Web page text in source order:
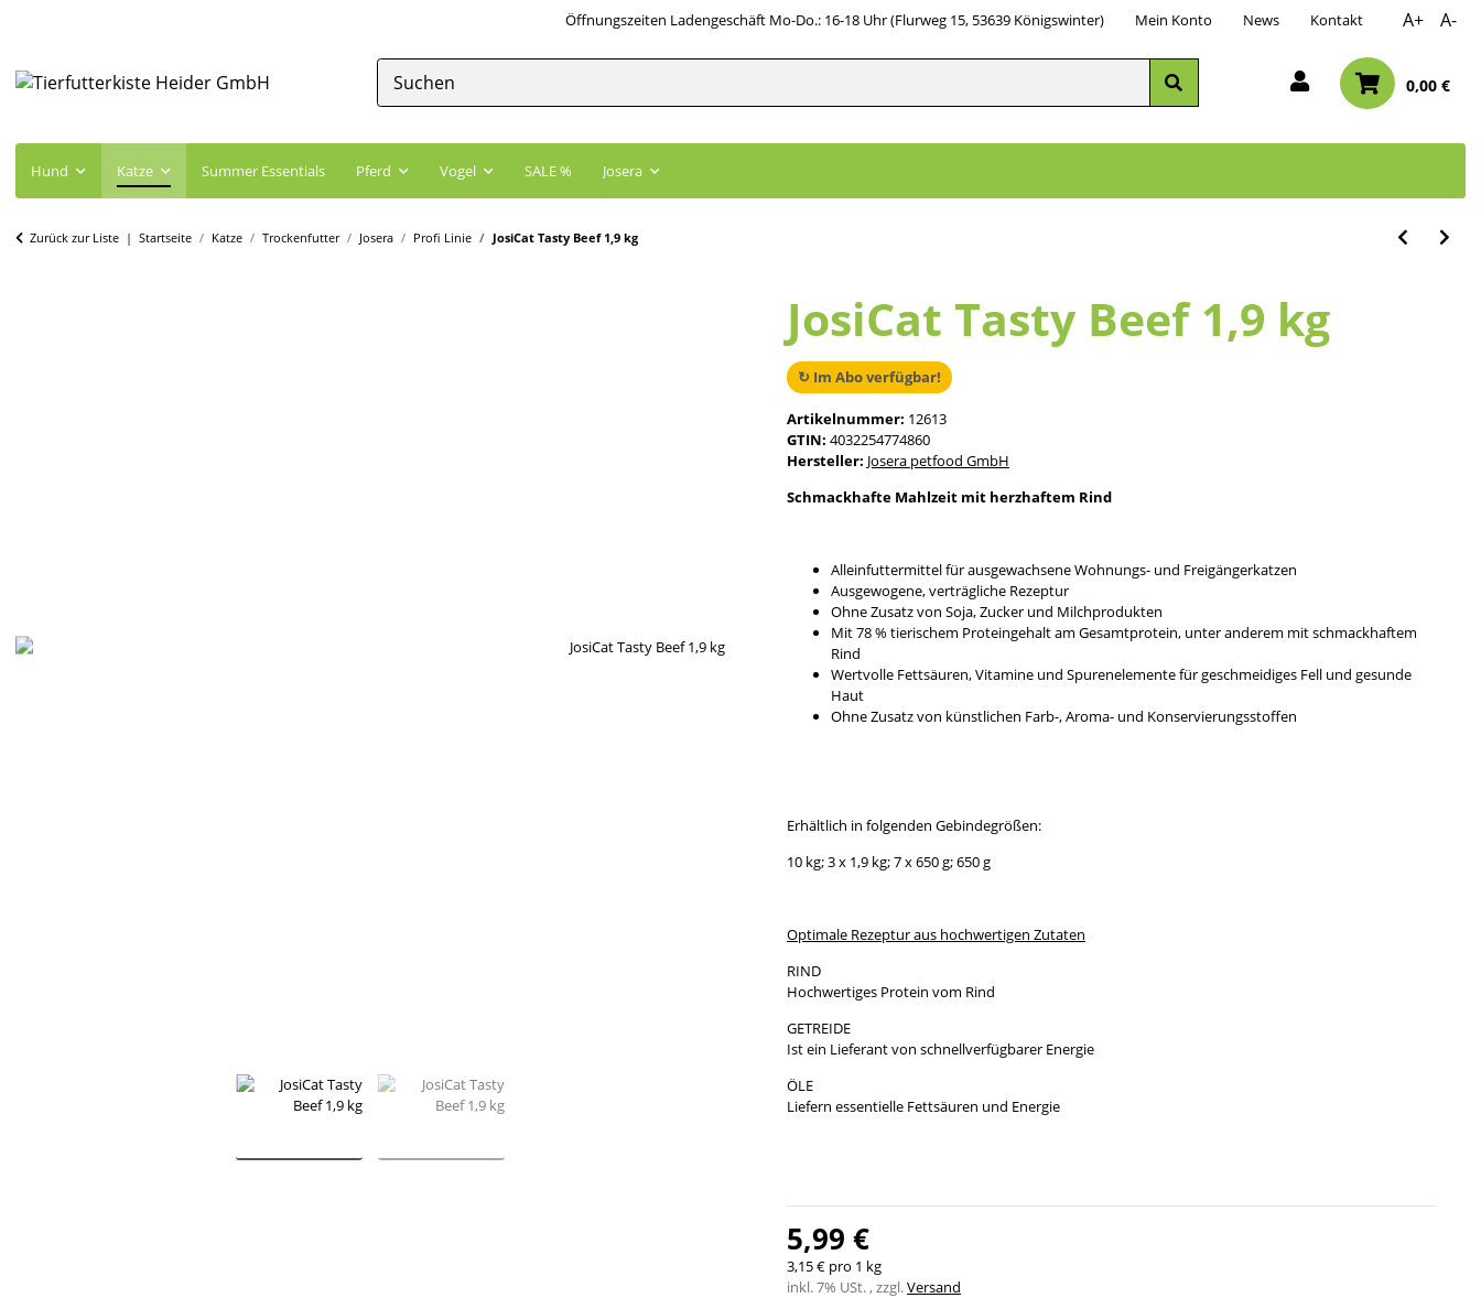
Öffnungszeiten Ladengeschäft Mo-Do.: 16-18 Uhr (Flurweg 15, 53639 Königswinter) Mein Konto News Kontakt A+ A-
0,00 €
Hund Katze Summer Essentials Pferd Vogel SALE % Josera
Zurück zur Liste Startseite Katze Trockenfutter Josera Profi Linie JosiCat Tasty Beef 1,9 kg
JosiCat Tasty Beef 1,9 kg
↻ Im Abo verfügbar!
Artikelnummer: 12613
GTIN: 4032254774860
Hersteller: Josera petfood GmbH
Schmackhafte Mahlzeit mit herzhaftem Rind
Alleinfuttermittel für ausgewachsene Wohnungs- und Freigängerkatzen
Ausgewogene, verträgliche Rezeptur
Ohne Zusatz von Soja, Zucker und Milchprodukten
Mit 78 % tierischem Proteingehalt am Gesamtprotein, unter anderem mit schmackhaftem
Rind
Wertvolle Fettsäuren, Vitamine und Spurenelemente für geschmeidiges Fell und gesunde
Haut
Ohne Zusatz von künstlichen Farb-, Aroma- und Konservierungsstoffen
Erhältlich in folgenden Gebindegrößen:
10 kg; 3 x 1,9 kg; 7 x 650 g; 650 g
Optimale Rezeptur aus hochwertigen Zutaten
RIND
Hochwertiges Protein vom Rind
GETREIDE
Ist ein Lieferant von schnellverfügbarer Energie
ÖLE
Liefern essentielle Fettsäuren und Energie
5,99 €
3,15 € pro 1 kg
inkl. 7% USt. , zzgl.Versand